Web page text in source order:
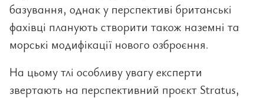
базування, однак у перспективі британські
фахівці планують створити також наземні та
морські модифікації нового озброєння.
На цьому тлі особливу увагу експерти
звертають на перспективний проєкт Stratus,